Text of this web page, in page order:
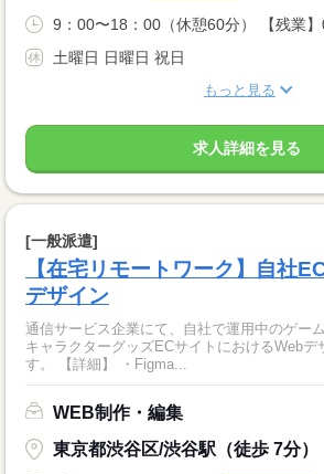
9：00〜18：00（休憩60分） 【残業】
土曜日 日曜日 祝日
もっと見る
求人詳細を見る
[一般派遣]
【在宅リモートワーク】自社
デザイン
通信サービス企業にて、自社で運用中のゲー
キャラクターグッズECサイトにおけるWebデ
す。 【詳細】 ・Figma...
WEB制作・編集
東京都渋谷区/渋谷駅（徒歩 7分）